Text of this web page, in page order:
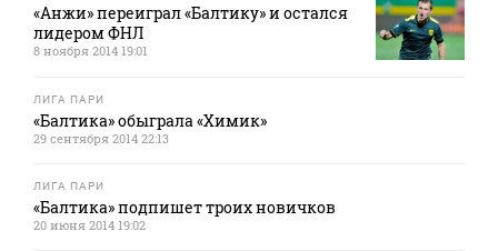
«Анжи» переиграл «Балтику» и остался
лидером ФНЛ
8 ноября 2014 19:01
ЛИГА ПАРИ
«Балтика» обыграла «Химик»
29 сентября 2014 22:13
ЛИГА ПАРИ
«Балтика» подпишет троих новичков
20 июня 2014 19:02